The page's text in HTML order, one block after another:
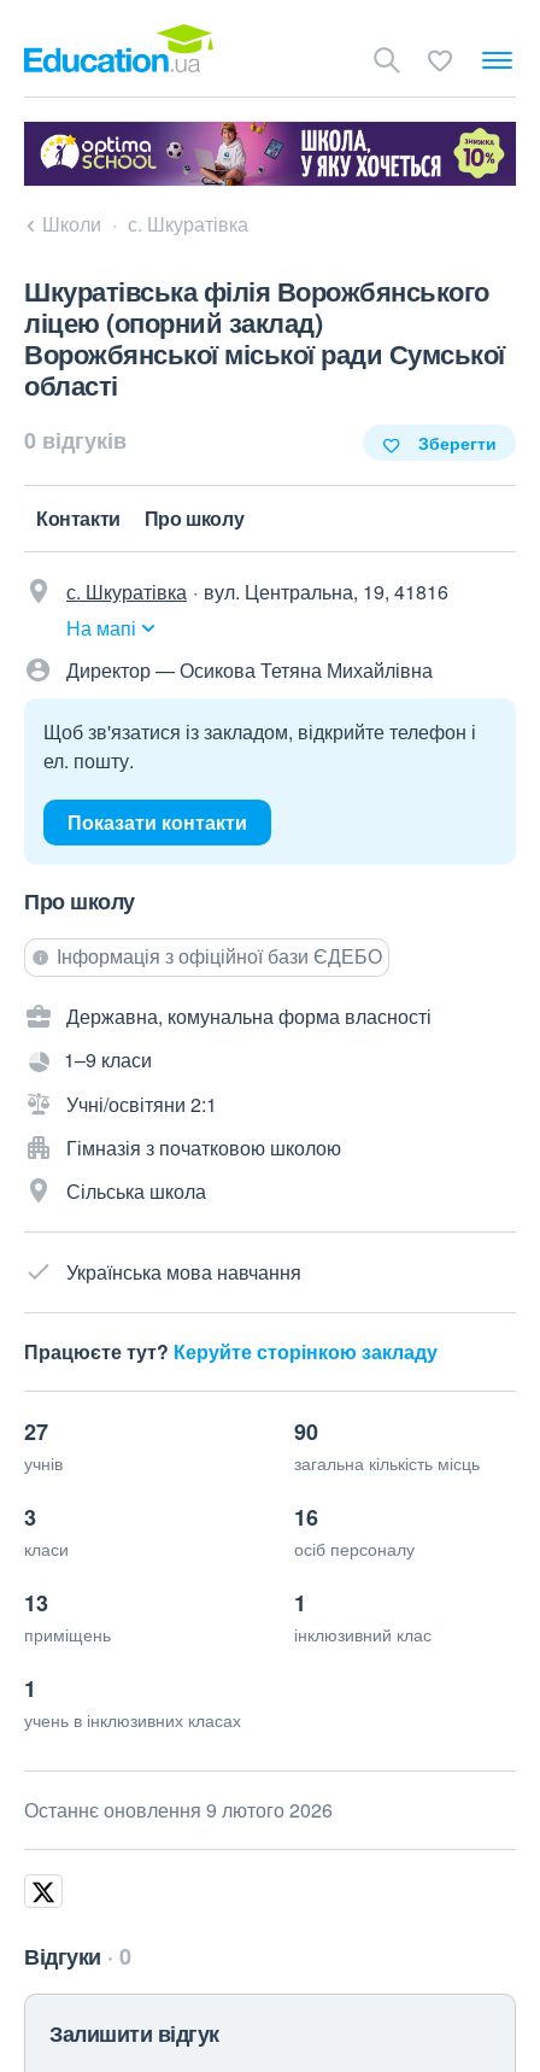
Школи с. Шкуратівка
Шкуратівська філія Ворожбянського
ліцею (опорний заклад)
Ворожбянської міської ради Сумської
області
0 відгуків Зберегти
Контакти Про школу
с. Шкуратівка
вул. Центральна, 19, 41816
На мапі
Директор — Осикова Тетяна Михайлівна
Щоб зв'язатися із закладом, відкрийте телефон і
ел. пошту.
Показати контакти
Про школу
Інформація з офіційної бази ЄДЕБО
Державна, комунальна форма власності
1–9 класи
Учні/освітяни 2:1
Гімназія з початковою школою
Сільська школа
Українська мова навчання
Працюєте тут? Керуйте сторінкою закладу
27
учнів
90
загальна кількість місць
3
класи
16
осіб персоналу
13
приміщень
1
інклюзивний клас
1
учень в інклюзивних класах
Останнє оновлення 9 лютого 2026
Відгуки 0
Залишити відгук